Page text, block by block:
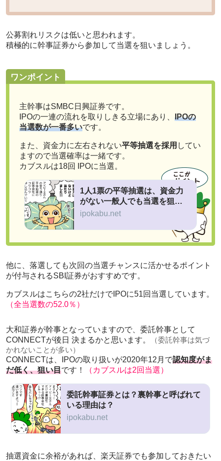
公募割れリスクは低いと思われます。
積極的に幹事証券から参加して当選を狙いましょう。
ワンポイント
主幹事はSMBC日興証券です。
IPOの一連の流れを取りしきる立場にあり、 IPOの
当選数が一番多いです。
また、資金力に左右されない平等抽選を採用 してい
ますので当選確率は一緒です。
カブスルは18回 IPOに当選。
1人1票の平等抽選は、資金力
がない一般人でも当選を狙え
る！
ipokabu.net
他に、落選しても次回の当選チャンスに活かせるポイント
が付与されるSBI証券がおすすめです。
カブスルはこちらの2社だけでIPOに51回当選しています。
（全当選数の52.0％）
大和証券が幹事となっていますので、委託幹事として
CONNECTが後日 決まるかと思います。
（委託幹事は気づ
かれないことが多い）
CONNECTは、IPOの取り扱いが2020年12月で認知度がま
だ低く、狙い目です！ （カブスルは2回当選）
委託幹事証券とは？裏幹事と呼ばれて
いる理由は？
ipokabu.net
抽選資金に余裕があれば、楽天証券でも参加しておきたい